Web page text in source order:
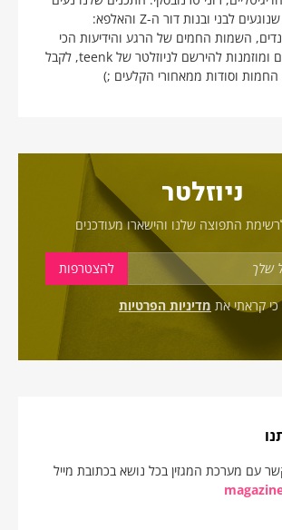
בין כל העולמות שנוגעים לבני ובנות דור ה-Z והאלפא:
השמות החמים של הרגע והידיעות הכי
עדכניות. מוזמנים ומוזמנות להירשם לניוזלטר של teenk, לקבל
וסודות ממאחורי הקלעים ;)
ניוזלטר
התפוצה שלנו והישארו מעודכנים
קראתי את מדיניות הפרטיות
עם מערכת המגזין בכל נושא בכתובת מייל